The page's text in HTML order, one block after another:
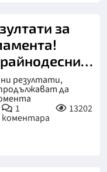
за
резултати,
да
1
коментара
13202